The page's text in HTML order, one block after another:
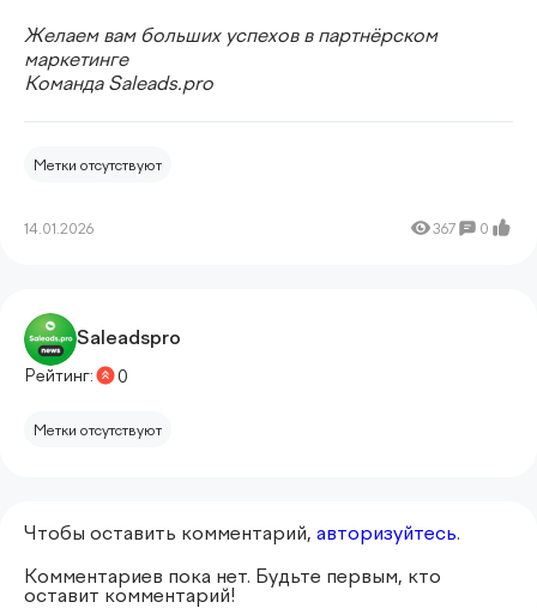
Желаем вам больших успехов в партнёрском
маркетинге
Команда Saleads.pro
Метки отсутствуют
14.01.2026 367 0
Saleadspro
Рейтинг: 0
Метки отсутствуют
Чтобы оставить комментарий, авторизуйтесь.
Комментариев пока нет. Будьте первым, кто
оставит комментарий!